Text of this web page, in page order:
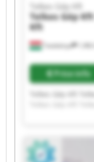
Tatabánya
Telkes Gép Kft
Telkes Gép Kft
Kft
Price info
Telkes Gép Kft
Telkes Gép Kft
Telkes Gép Kft
Telkes Gép Kft
Telkes Gép Kft